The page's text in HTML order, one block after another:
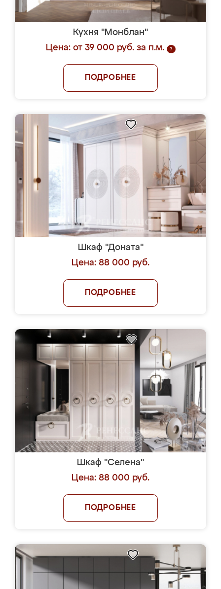
Кухня "Монблан"
Цена: от 39 000 руб. за п.м.
?
ПОДРОБНЕЕ
Шкаф "Доната"
Цена: 88 000 руб.
ПОДРОБНЕЕ
Шкаф "Селена"
Цена: 88 000 руб.
ПОДРОБНЕЕ